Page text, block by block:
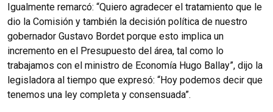
Igualmente remarcó: “Quiero agradecer el tratamiento que le
dio la Comisión y también la decisión política de nuestro
gobernador Gustavo Bordet porque esto implica un
incremento en el Presupuesto del área, tal como lo
trabajamos con el ministro de Economía Hugo Ballay”, dijo la
legisladora al tiempo que expresó: “Hoy podemos decir que
tenemos una ley completa y consensuada”.